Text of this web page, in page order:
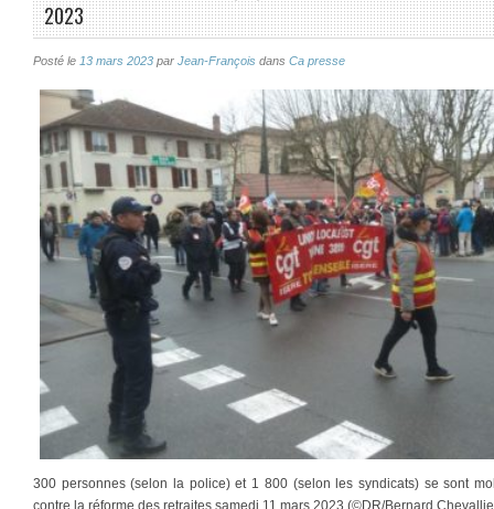
2023
Posté le 13 mars 2023 par Jean-François dans Ca presse
300 personnes (selon la police) et 1 800 (selon les syndicats) se sont